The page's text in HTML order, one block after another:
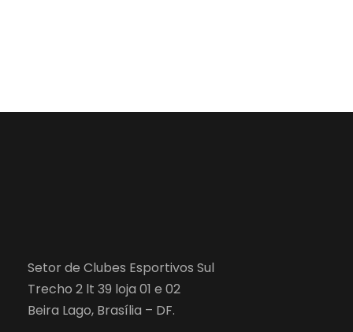
Setor de Clubes Esportivos Sul
Trecho 2 lt 39 loja 01 e 02
Beira Lago, Brasília – DF.